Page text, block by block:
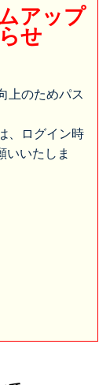
アップ
せ
上のためパス
、ログイン時
いいたしま